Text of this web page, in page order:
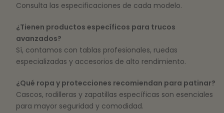
Consulta las especificaciones de cada modelo.
¿Tienen productos específicos para trucos
avanzados?
Sí, contamos con tablas profesionales, ruedas
especializadas y accesorios de alto rendimiento.
¿Qué ropa y protecciones recomiendan para patinar?
Cascos, rodilleras y zapatillas específicas son esenciales
para mayor seguridad y comodidad.